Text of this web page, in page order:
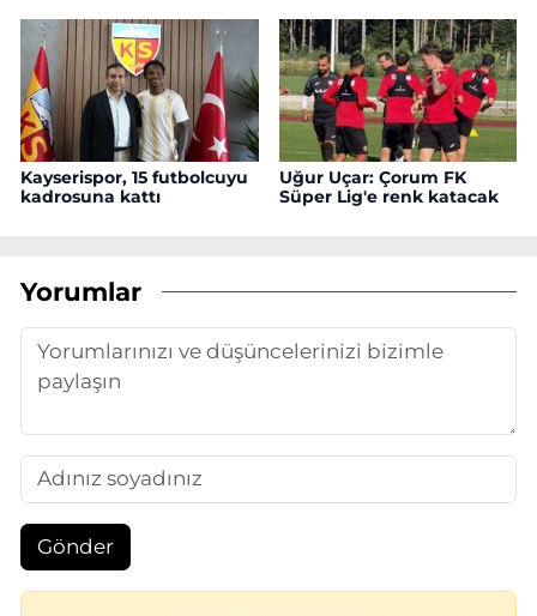
Kayserispor, 15 futbolcuyu
kadrosuna kattı
Uğur Uçar: Çorum FK
Süper Lig'e renk katacak
Yorumlar
Gönder